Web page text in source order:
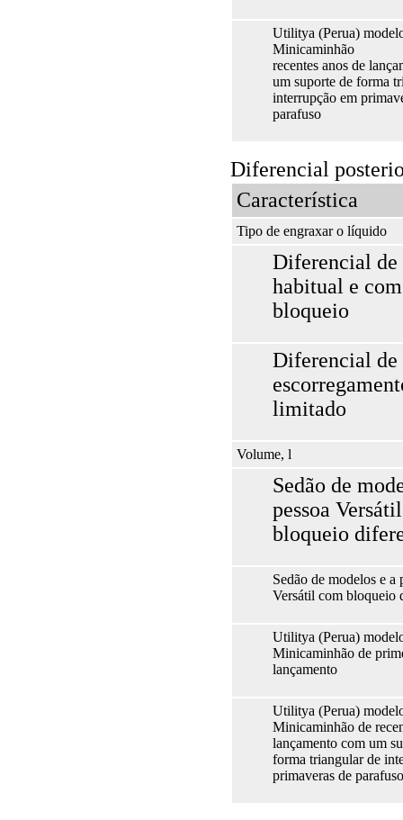
Utilitya (Perua)
Minicaminhão
recentes anos de
um suporte de forma
interrupção em
parafuso
Diferencial
Característica
Tipo de engraxar o líquido
Diferencial
habitual e com
bloqueio
Diferencial de
limitado
Volume, l
Sedão de
pessoa
bloqueio
Sedão de modelos e a
Versátil com bloqueio
Utilitya (Perua)
Minicaminhão de
lançamento
Utilitya (Perua)
Minicaminhão de
lançamento com um
forma triangular de
primaveras de parafuso